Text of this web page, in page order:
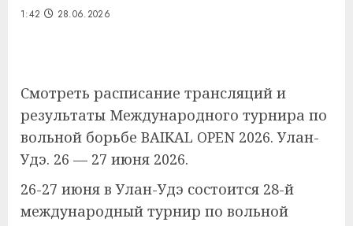
1:42 28.06.2026
Смотреть расписание трансляций и
результаты Международного турнира по
вольной борьбе BAIKAL OPEN 2026. Улан-
Удэ. 26 — 27 июня 2026.
26-27 июня в Улан-Удэ состоится 28-й
международный турнир по вольной